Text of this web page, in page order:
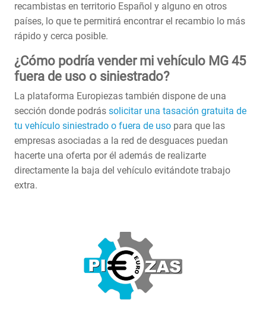
recambistas en territorio Español y alguno en otros
países, lo que te permitirá encontrar el recambio lo más
rápido y cerca posible.
¿Cómo podría vender mi vehículo MG 45
fuera de uso o siniestrado?
La plataforma Europiezas también dispone de una
sección donde podrás solicitar una tasación gratuita de
tu vehículo siniestrado o fuera de uso para que las
empresas asociadas a la red de desguaces puedan
hacerte una oferta por él además de realizarte
directamente la baja del vehículo evitándote trabajo
extra.